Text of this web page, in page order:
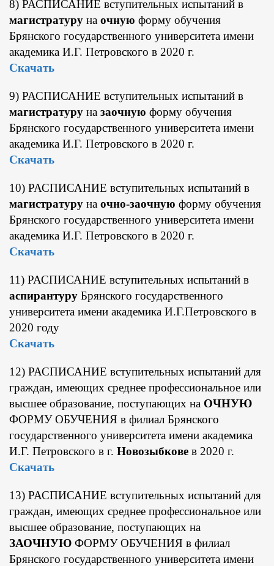
8) РАСПИСАНИЕ вступительных испытаний в
магистратуру на очную форму обучения
Брянского государственного университета имени
академика И.Г. Петровского в 2020 г.
Скачать
9) РАСПИСАНИЕ вступительных испытаний в
магистратуру на заочную форму обучения
Брянского государственного университета имени
академика И.Г. Петровского в 2020 г.
Скачать
10) РАСПИСАНИЕ вступительных испытаний в
магистратуру на очно-заочную форму обучения
Брянского государственного университета имени
академика И.Г. Петровского в 2020 г.
Скачать
11) РАСПИСАНИЕ вступительных испытаний в
аспирантуру Брянского государственного
университета имени академика И.Г.Петровского в
2020 году
Скачать
12) РАСПИСАНИЕ вступительных испытаний для
граждан, имеющих среднее профессиональное или
высшее образование, поступающих на ОЧНУЮ
ФОРМУ ОБУЧЕНИЯ в филиал Брянского
государственного университета имени академика
И.Г. Петровского в г. Новозыбкове в 2020 г.
Скачать
13) РАСПИСАНИЕ вступительных испытаний для
граждан, имеющих среднее профессиональное или
высшее образование, поступающих на
ЗАОЧНУЮ ФОРМУ ОБУЧЕНИЯ в филиал
Брянского государственного университета имени